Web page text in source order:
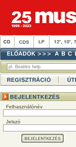
Felhasználónév
Jelszó